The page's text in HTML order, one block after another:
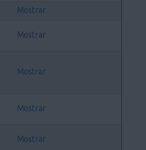
Mostrar
Mostrar
Mostrar
Mostrar
Mostrar